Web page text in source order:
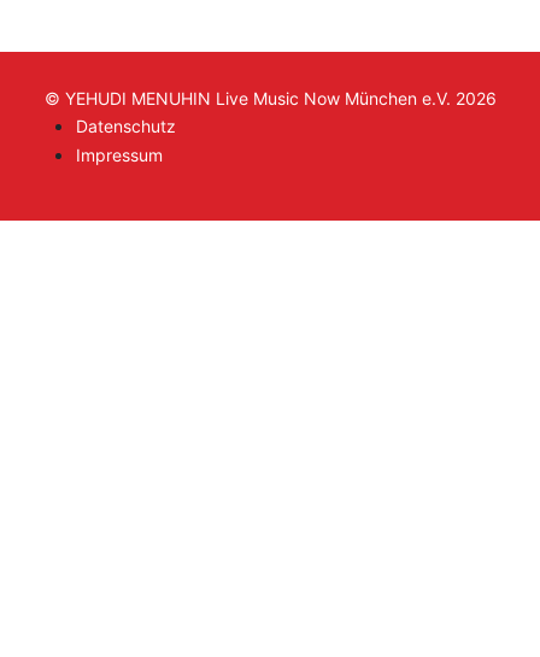
© YEHUDI MENUHIN Live Music Now München e.V. 2026
Datenschutz
Impressum